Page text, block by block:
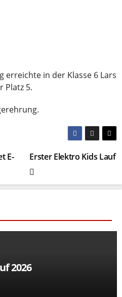
erreichte in der Klasse 6 Lars
Platz 5.
Erster Elektro Kids Lauf
E-
2026